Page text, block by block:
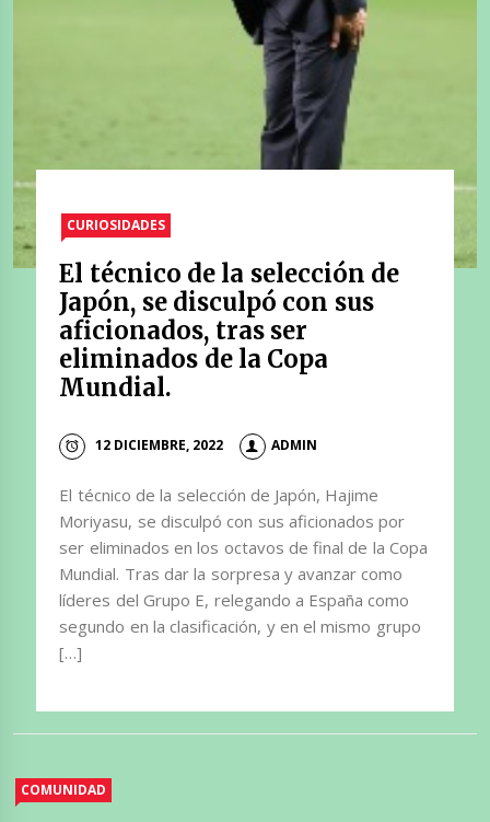
CURIOSIDADES
El técnico de la selección de
Japón, se disculpó con sus
aficionados, tras ser
eliminados de la Copa
Mundial.
12 DICIEMBRE, 2022 ADMIN
El técnico de la selección de Japón, Hajime
Moriyasu, se disculpó con sus aficionados por
ser eliminados en los octavos de final de la Copa
Mundial. Tras dar la sorpresa y avanzar como
líderes del Grupo E, relegando a España como
segundo en la clasificación, y en el mismo grupo
[…]
COMUNIDAD